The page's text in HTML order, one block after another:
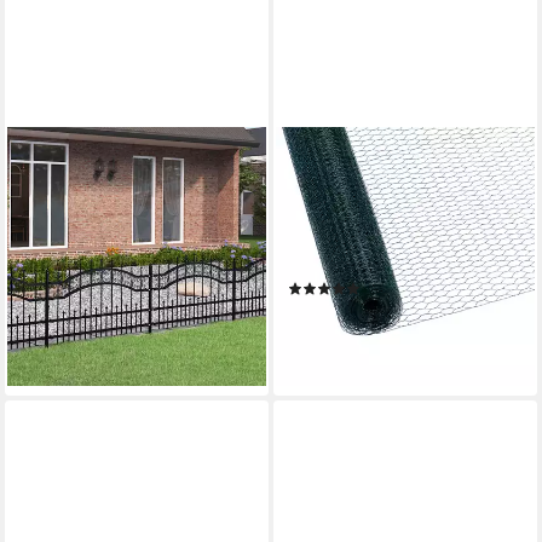
FURNICATO
Zaun Gartenzaun Kampen
240x118 cm Schwarz
Pulverbeschichteter Stahl, (1-
St)
ab 184,95 € UVP301,95 €
-39%
lieferbar - in 4-5 Werktagen bei dir
CCLIFE
Maschendrahtzaun
Maschendrahtzaun
Wühlmausgitter, Höhe 100
cm, Länge 15/25/50 m
(3)
18,99 € UVP29,99 €